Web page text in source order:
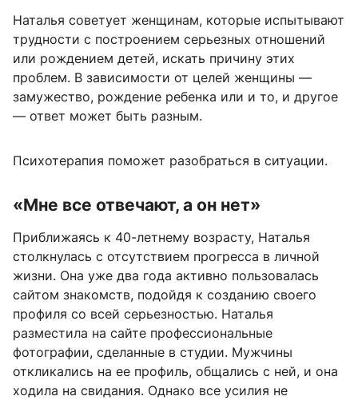
Наталья советует женщинам, которые испытывают
трудности с построением серьезных отношений
или рождением детей, искать причину этих
проблем. В зависимости от целей женщины —
замужество, рождение ребенка или и то, и другое
— ответ может быть разным.
Психотерапия поможет разобраться в ситуации.
«Мне все отвечают, а он нет»
Приближаясь к 40-летнему возрасту, Наталья
столкнулась с отсутствием прогресса в личной
жизни. Она уже два года активно пользовалась
сайтом знакомств, подойдя к созданию своего
профиля со всей серьезностью. Наталья
разместила на сайте профессиональные
фотографии, сделанные в студии. Мужчины
откликались на ее профиль, общались с ней, и она
ходила на свидания. Однако все усилия не